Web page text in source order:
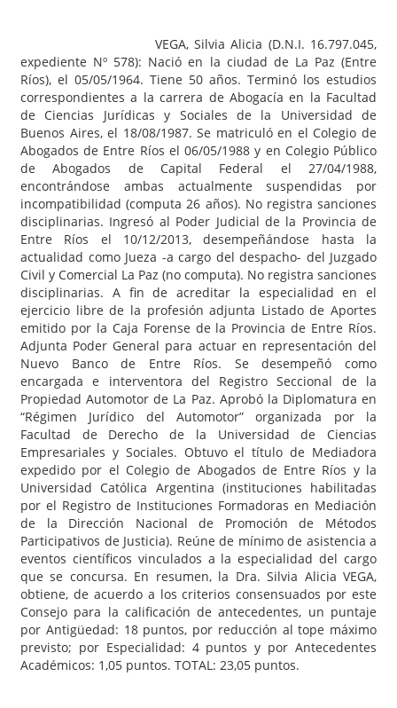
VEGA, Silvia Alicia (D.N.I. 16.797.045,
expediente Nº 578): Nació en la ciudad de La Paz (Entre
Ríos), el 05/05/1964. Tiene 50 años. Terminó los estudios
correspondientes a la carrera de Abogacía en la Facultad
de Ciencias Jurídicas y Sociales de la Universidad de
Buenos Aires, el 18/08/1987. Se matriculó en el Colegio de
Abogados de Entre Ríos el 06/05/1988 y en Colegio Público
de Abogados de Capital Federal el 27/04/1988,
encontrándose ambas actualmente suspendidas por
incompatibilidad (computa 26 años). No registra sanciones
disciplinarias. Ingresó al Poder Judicial de la Provincia de
Entre Ríos el 10/12/2013, desempeñándose hasta la
actualidad como Jueza -a cargo del despacho- del Juzgado
Civil y Comercial La Paz (no computa). No registra sanciones
disciplinarias. A fin de acreditar la especialidad en el
ejercicio libre de la profesión adjunta Listado de Aportes
emitido por la Caja Forense de la Provincia de Entre Ríos.
Adjunta Poder General para actuar en representación del
Nuevo Banco de Entre Ríos. Se desempeñó como
encargada e interventora del Registro Seccional de la
Propiedad Automotor de La Paz. Aprobó la Diplomatura en
“Régimen Jurídico del Automotor” organizada por la
Facultad de Derecho de la Universidad de Ciencias
Empresariales y Sociales. Obtuvo el título de Mediadora
expedido por el Colegio de Abogados de Entre Ríos y la
Universidad Católica Argentina (instituciones habilitadas
por el Registro de Instituciones Formadoras en Mediación
de la Dirección Nacional de Promoción de Métodos
Participativos de Justicia). Reúne de mínimo de asistencia a
eventos científicos vinculados a la especialidad del cargo
que se concursa. En resumen, la Dra. Silvia Alicia VEGA,
obtiene, de acuerdo a los criterios consensuados por este
Consejo para la calificación de antecedentes, un puntaje
por Antigüedad: 18 puntos, por reducción al tope máximo
previsto; por Especialidad: 4 puntos y por Antecedentes
Académicos: 1,05 puntos. TOTAL: 23,05 puntos.